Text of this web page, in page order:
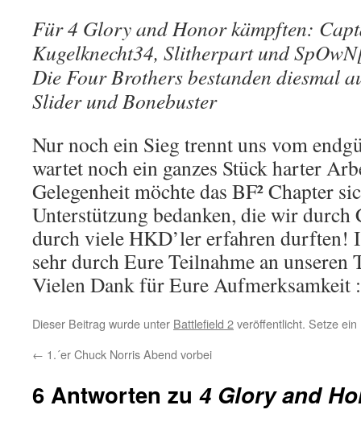
Für 4 Glory and Honor kämpften:
Kugelknecht34, Slitherpart und
Die Four Brothers bestanden diesmal
Slider und Bonebuster
Nur noch ein Sieg trennt uns vom
wartet noch ein ganzes Stück harter
Gelegenheit möchte das BF² Chapter
Unterstützung bedanken, die wir durch
durch viele HKD’ler erfahren
sehr durch Eure Teilnahme an
Vielen Dank für Eure Aufmerksamkeit
Dieser Beitrag wurde unter Battlefield 2veröffentlicht. Setze
← 1.´er Chuck Norris Abend vorbei
6 Antworten zu 4 Glory and